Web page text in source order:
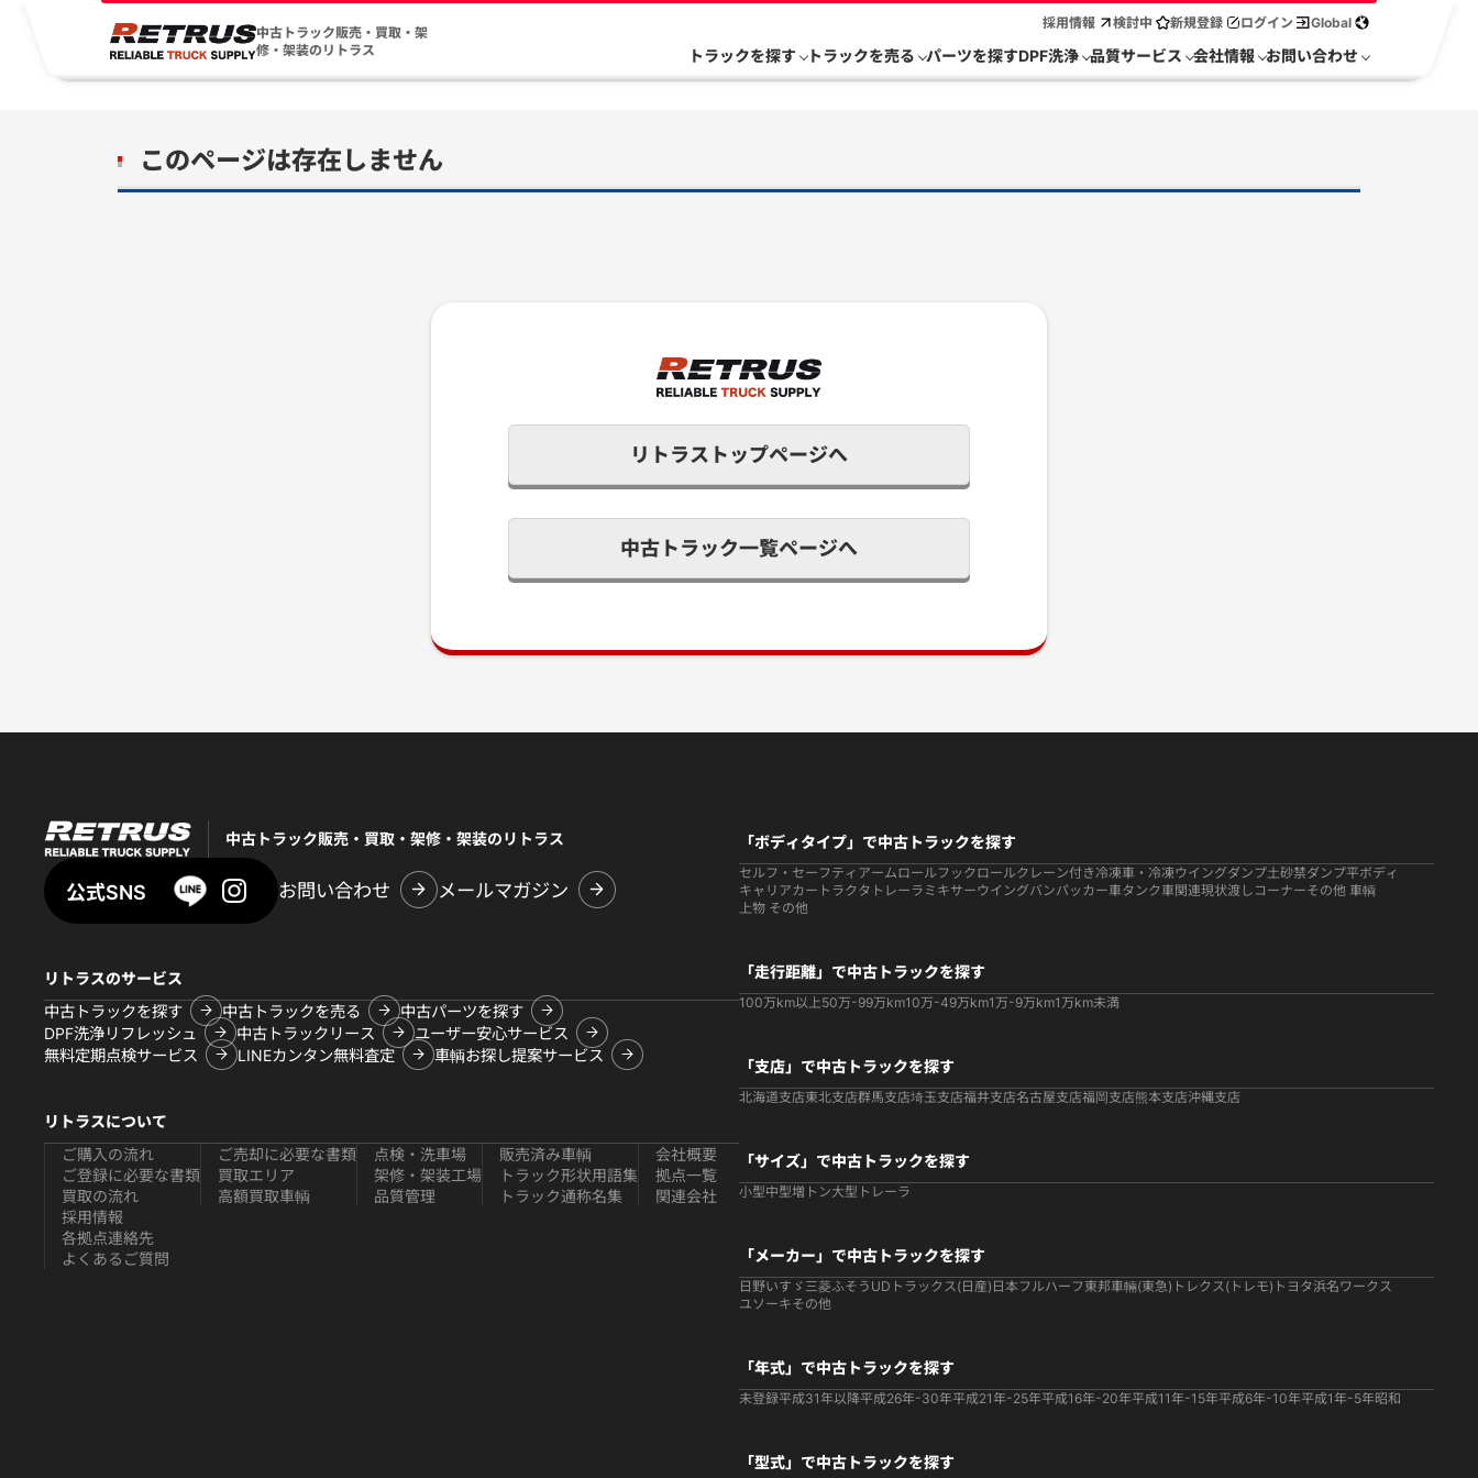
中古トラック販売・買取・架
修・架装のリトラス
採用情報 検討中 新規登録 ログイン Global
トラックを探す トラックを売る パーツを探すDPF洗浄 品質サービス 会社情報 お問い合わせ
このページは存在しません
リトラストップページへ
中古トラック一覧ページへ
中古トラック販売・買取・架修・架装のリトラス
公式SNS お問い合わせ メールマガジン
リトラスのサービス
中古トラックを探す
中古トラックを売る
中古パーツを探す
DPF洗浄リフレッシュ
中古トラックリース
ユーザー安心サービス
無料定期点検サービス
LINEカンタン無料査定 車輌お探し提案サービス
リトラスについて
ご購入の流れ
ご登録に必要な書類
買取の流れ
ご売却に必要な書類
買取エリア
高額買取車輌
点検・洗車場
架修・架装工場
品質管理
販売済み車輌
トラック形状用語集
トラック通称名集
会社概要
拠点一覧
関連会社
採用情報
各拠点連絡先
よくあるご質問
「ボディタイプ」で中古トラックを探す
セルフ・セーフティ アームロールフックロールクレーン付き冷凍車・冷凍ウイングダンプ土砂禁ダンプ平ボディ
キャリアカー トラクタ トレーラ ミキサーウイングバンパッカー車タンク車関連現状渡しコーナーその他 車輌
上物 その他
「走行距離」で中古トラックを探す
100万km以上50万-99万km10万-49万km1万-9万km1万km未満
「支店」で中古トラックを探す
北海道支店東北支店群馬支店埼玉支店福井支店名古屋支店福岡支店熊本支店沖縄支店
「サイズ」で中古トラックを探す
小型中型増トン大型 トレーラ
「メーカー」で中古トラックを探す
日野いすゞ 三菱ふそう UDトラックス(日産) 日本フルハーフ 東邦車輛(東急) トレクス(トレモ) トヨタ浜名ワークス
ユソーキその他
「年式」で中古トラックを探す
未登録平成31年以降平成26年-30年平成21年-25年平成16年-20年平成11年-15年平成6年-10年平成1年-5年昭和
「型式」で中古トラックを探す